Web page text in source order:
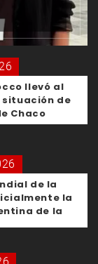
llevó al
situación de
Chaco
de la
la
de la